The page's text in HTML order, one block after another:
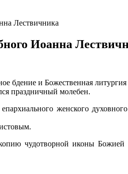
Лествичника
Иоанна
бдение и Божественная
праздничный молебен.
женского
чудотворной иконы